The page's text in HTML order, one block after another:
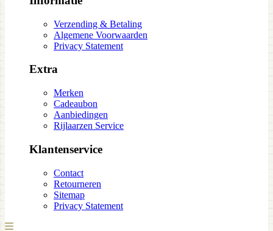
Verzending & Betaling
Algemene Voorwaarden
Privacy Statement
Extra
Merken
Cadeaubon
Aanbiedingen
Rijlaarzen Service
Klantenservice
Contact
Retourneren
Sitemap
Privacy Statement